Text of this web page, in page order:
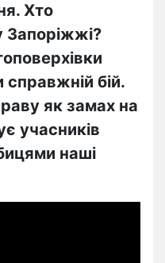
Хто
Запоріжжі?
справжній бій.
як замах на
учасників
наші